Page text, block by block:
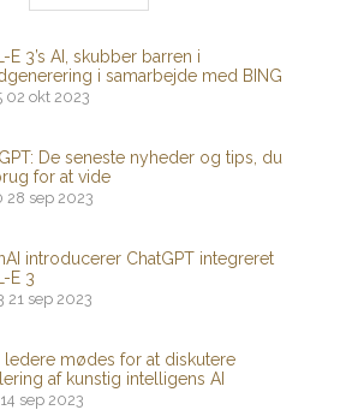
E 3’s AI, skubber barren i
i samarbejde med BING
02 okt 2023
De seneste nyheder og tips, du
for at vide
28 sep 2023
introducerer ChatGPT integreret
E 3
21 sep 2023
ledere mødes for at diskutere
af kunstig intelligens AI
14 sep 2023